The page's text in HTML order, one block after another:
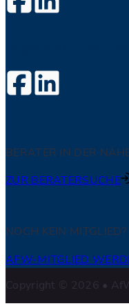
BERATER IN DER
ZUR BERATERSUCHE
NOCH KEIN MITGLIED?
AFW-MITGLIED
Copyright © 2026 •